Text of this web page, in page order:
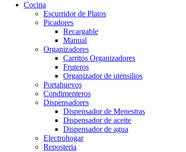
Cocina
Escurridor de Platos
Picadores
Recargable
Manual
Organizadores
Carritos Organizadores
Fruteros
Organizador de utensilios
Portahuevos
Condimenteros
Dispensadores
Dispensador de Menestras
Dispensador de aceite
Dispensador de agua
Electrohogar
Reposteria